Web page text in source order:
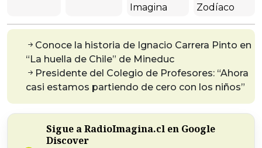
Imagina
Zodíaco
Conoce la historia de Ignacio Carrera Pinto en
“La huella de Chile” de Mineduc
Presidente del Colegio de Profesores: “Ahora
casi estamos partiendo de cero con los niños”
Sigue a RadioImagina.cl en Google
Discover